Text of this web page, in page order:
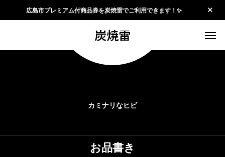
広島市プレミアム付商品券を炭焼雷でご利用できます！✨
炭焼雷
カミナリなヒビ
お品書き